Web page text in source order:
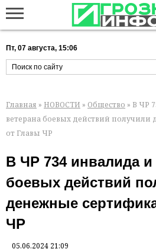
Пт, 07 августа, 15:06
Главная » НОВОСТИ » Общество » В ЧР
ветерана боевых действий
от Главы ЧР
В ЧР 734 инвалида и
боевых действий
денежные
ЧР
05.06.2024 21:09